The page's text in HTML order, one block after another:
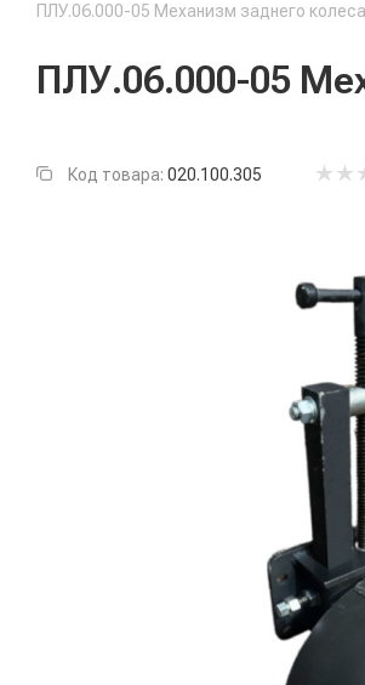
ПЛУ.06.000-05 Механизм заднего
ПЛУ.06.000-05
Код товара: 020.100.305